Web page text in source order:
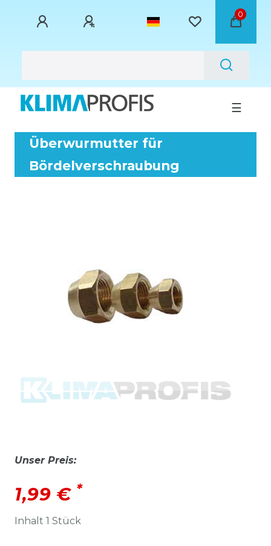
0
☰
Überwurmutter für
Bördelverschraubung
Unser Preis:
1,99 € *
Inhalt 1 Stück